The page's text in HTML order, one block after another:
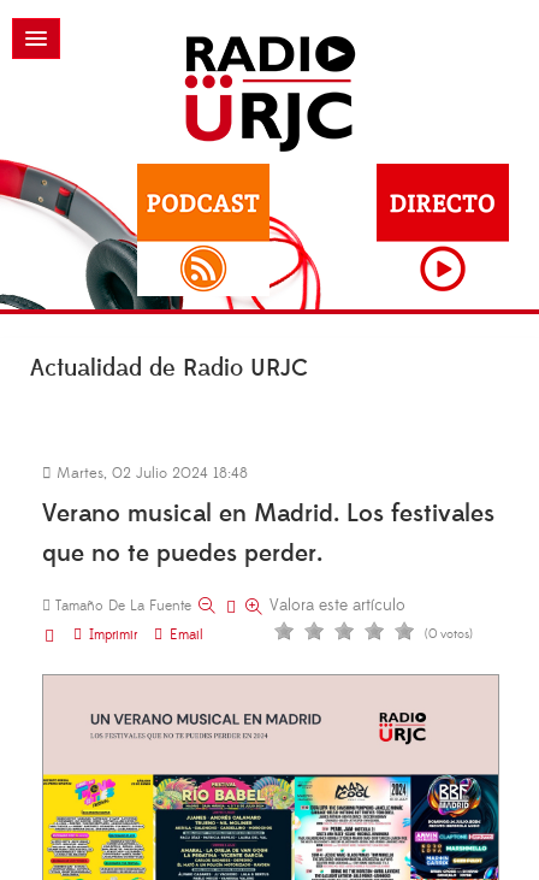
Actualidad de Radio URJC
Martes, 02 Julio 2024 18:48
Verano musical en Madrid. Los festivales
que no te puedes perder.
Tamaño De La Fuente
Imprimir
Email
Valora este artículo
(0 votos)